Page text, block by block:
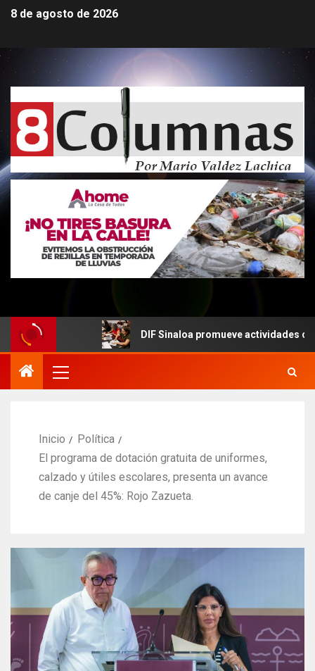
8 de agosto de 2026
DIF Sinaloa promueve actividades culturales
Inicio
Política
El programa de dotación gratuita de uniformes,
calzado y útiles escolares, presenta un avance
de canje del 45%: Rojo Zazueta.